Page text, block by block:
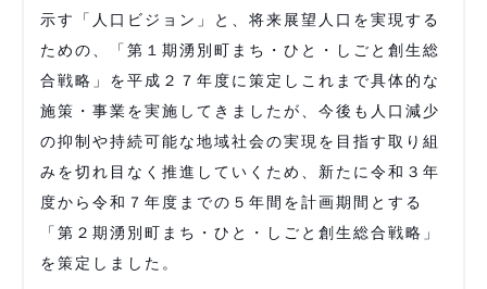
示す「人口ビジョン」と、将来展望人口を実現する
ための、「第１期湧別町まち・ひと・しごと創生総
合戦略」を平成２７年度に策定しこれまで具体的な
施策・事業を実施してきましたが、今後も人口減少
の抑制や持続可能な地域社会の実現を目指す取り組
みを切れ目なく推進していくため、新たに令和３年
度から令和７年度までの５年間を計画期間とする
「第２期湧別町まち・ひと・しごと創生総合戦略」
を策定しました。